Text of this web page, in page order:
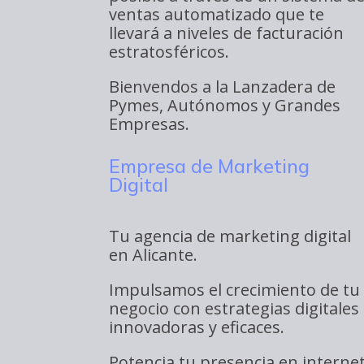
ventas automatizado que te
llevará a niveles de facturación
estratosféricos.
Bienvendos a la Lanzadera de
Pymes, Autónomos y Grandes
Empresas.
Empresa de Marketing
Digital
Tu agencia de marketing digital
en Alicante.
Impulsamos el crecimiento de tu
negocio con estrategias digitales
innovadoras y eficaces.